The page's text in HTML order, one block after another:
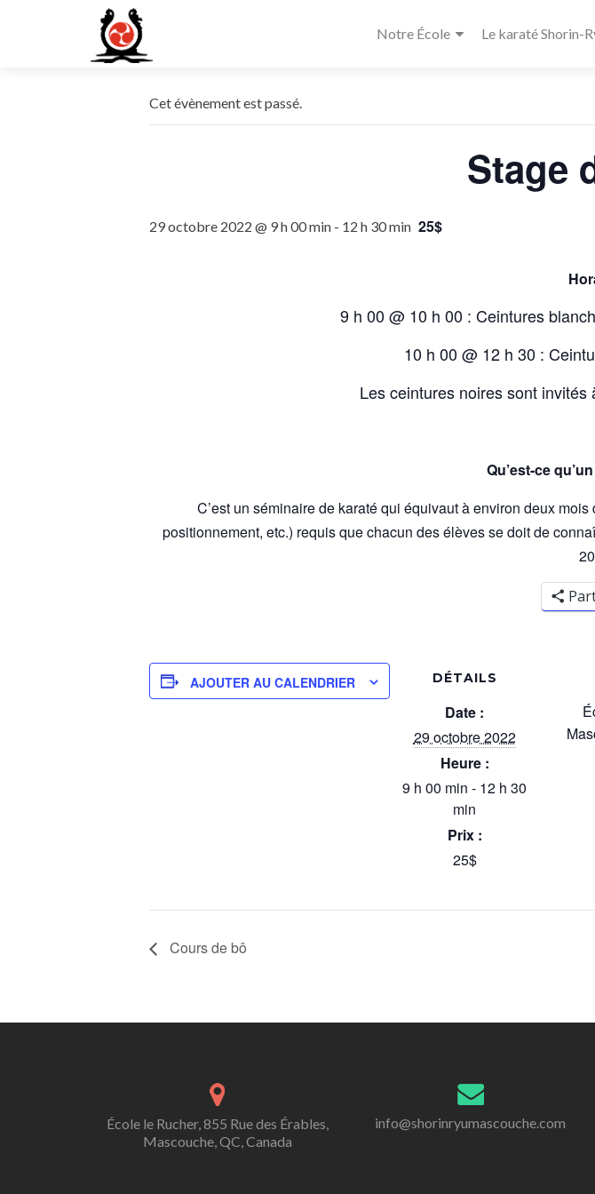
Notre École Le karaté Shorin-
« Tous les
Cet évènement est passé.
Stage
29 octobre 2022 @ 9 h 00 min - 12 h 30 min 25$
9 h 00 @ 10 h 00 : Ceintures
10 h 00 @ 12 h 30 :
Les ceintures noires sont
Qu’est-ce
C’est un séminaire de karaté qui équivaut à environ deux
positionnement, etc.) requis que chacun des élèves se doit de
AJOUTER AU CALENDRIER DÉTAILS
Date :
29 octobre 2022
Heure :
9 h 00 min - 12 h 30
min
Prix :
25$
Cours de bô
École le Rucher, 855 Rue des Érables,
Mascouche, QC, Canada
info@shorinryumascouche.com